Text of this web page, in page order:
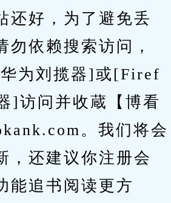
还好，为了避免丢
勿依赖搜索访问，
为刘揽器]或[Firef
]访问并收蔵【博看
。我们将会
，还建议你注册会
能追书阅读更方